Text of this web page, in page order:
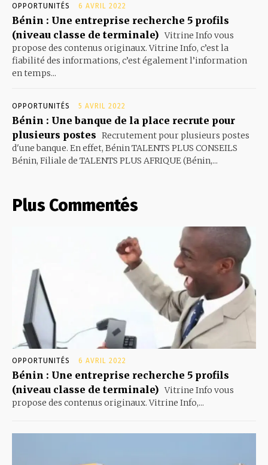
OPPORTUNITÉS 6 AVRIL 2022
Bénin : Une entreprise recherche 5 profils
(niveau classe de terminale) Vitrine Info vous
propose des contenus originaux. Vitrine Info, c’est la
fiabilité des informations, c’est également l’information
en temps...
OPPORTUNITÉS 5 AVRIL 2022
Bénin : Une banque de la place recrute pour
plusieurs postes Recrutement pour plusieurs postes
d'une banque. En effet, Bénin TALENTS PLUS CONSEILS
Bénin, Filiale de TALENTS PLUS AFRIQUE (Bénin,...
Plus Commentés
OPPORTUNITÉS 6 AVRIL 2022
Bénin : Une entreprise recherche 5 profils
(niveau classe de terminale) Vitrine Info vous
propose des contenus originaux. Vitrine Info,...